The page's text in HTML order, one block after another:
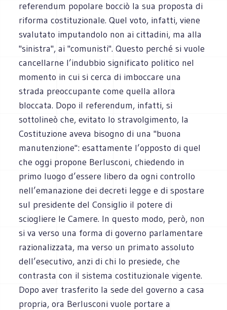
referendum popolare bocciò la sua proposta di
riforma costituzionale. Quel voto, infatti, viene
svalutato imputandolo non ai cittadini, ma alla
"sinistra", ai "comunisti". Questo perché si vuole
cancellarne l’indubbio significato politico nel
momento in cui si cerca di imboccare una
strada preoccupante come quella allora
bloccata. Dopo il referendum, infatti, si
sottolineò che, evitato lo stravolgimento, la
Costituzione aveva bisogno di una "buona
manutenzione": esattamente l’opposto di quel
che oggi propone Berlusconi, chiedendo in
primo luogo d’essere libero da ogni controllo
nell’emanazione dei decreti legge e di spostare
sul presidente del Consiglio il potere di
sciogliere le Camere. In questo modo, però, non
si va verso una forma di governo parlamentare
razionalizzata, ma verso un primato assoluto
dell’esecutivo, anzi di chi lo presiede, che
contrasta con il sistema costituzionale vigente.
Dopo aver trasferito la sede del governo a casa
propria, ora Berlusconi vuole portare a